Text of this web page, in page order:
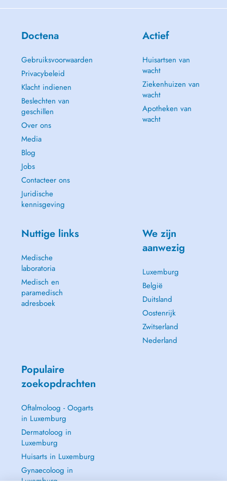
Doctena
Gebruiksvoorwaarden
Privacybeleid
Klacht indienen
Beslechten van
geschillen
Over ons
Media
Blog
Jobs
Contacteer ons
Juridische
kennisgeving
Actief
Huisartsen van
wacht
Ziekenhuizen van
wacht
Apotheken van
wacht
Nuttige links
Medische
laboratoria
Medisch en
paramedisch
adresboek
We zijn
aanwezig
Luxemburg
België
Duitsland
Oostenrijk
Zwitserland
Nederland
Populaire
zoekopdrachten
Oftalmoloog - Oogarts
in Luxemburg
Dermatoloog in
Luxemburg
Huisarts in Luxemburg
Gynaecoloog in
Luxemburg